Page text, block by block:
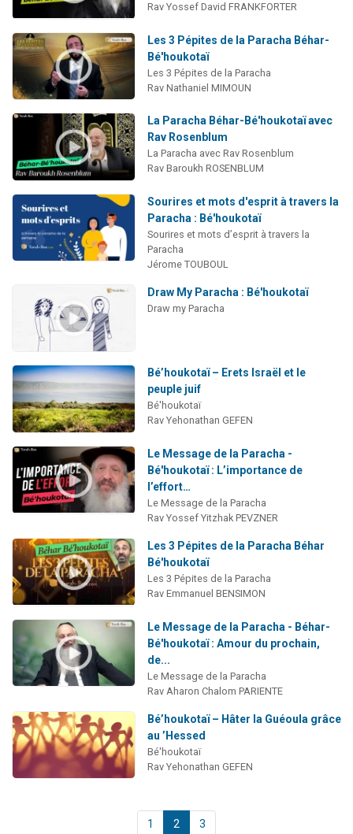
Rav Yossef David FRANKFORTER
Les 3 Pépites de la Paracha Béhar-
Bé'houkotaï
Les 3 Pépites de la Paracha
Rav Nathaniel MIMOUN
La Paracha Béhar-Bé'houkotaï avec
Rav Rosenblum
La Paracha avec Rav Rosenblum
Rav Baroukh ROSENBLUM
Sourires et mots d'esprit à travers la
Paracha : Bé'houkotaï
Sourires et mots d’esprit à travers la
Paracha
Jérome TOUBOUL
Draw My Paracha : Bé'houkotaï
Draw my Paracha
Bé’houkotaï – Erets Israël et le
peuple juif
Bé'houkotaï
Rav Yehonathan GEFEN
Le Message de la Paracha -
Bé'houkotaï : L’importance de
l’effort…
Le Message de la Paracha
Rav Yossef Yitzhak PEVZNER
Les 3 Pépites de la Paracha Béhar
Bé'houkotaï
Les 3 Pépites de la Paracha
Rav Emmanuel BENSIMON
Le Message de la Paracha - Béhar-
Bé'houkotaï : Amour du prochain,
de...
Le Message de la Paracha
Rav Aharon Chalom PARIENTE
Bé’houkotaï – Hâter la Guéoula grâce
au ’Hessed
Bé'houkotaï
Rav Yehonathan GEFEN
1 2 3